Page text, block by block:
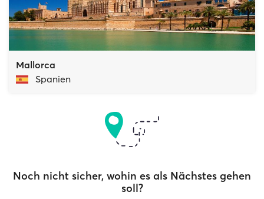
Mallorca
Spanien
Noch nicht sicher, wohin es als Nächstes gehen
soll?